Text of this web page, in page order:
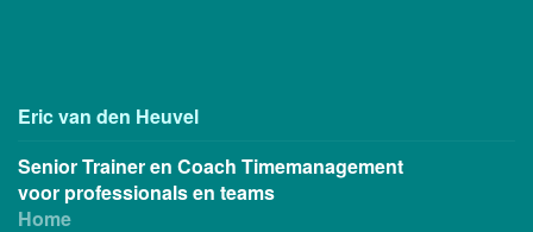
Eric van den Heuvel
Senior Trainer en Coach Timemanagement
voor professionals en teams
Home